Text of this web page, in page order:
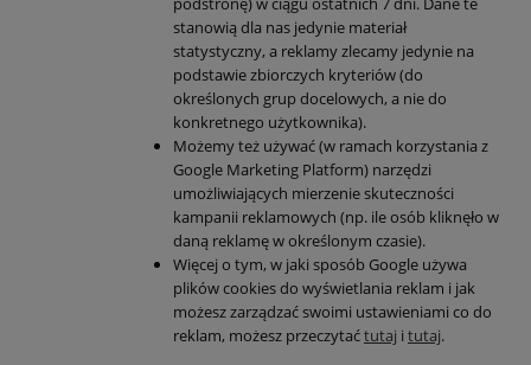
stanowią dla nas jedynie materiał
statystyczny, a reklamy zlecamy jedynie na
podstawie zbiorczych kryteriów (do
określonych grup docelowych, a nie do
konkretnego użytkownika).
Możemy też używać (w ramach korzystania z
Google Marketing Platform) narzędzi
umożliwiających mierzenie skuteczności
kampanii reklamowych (np. ile osób kliknęło w
daną reklamę w określonym czasie).
Więcej o tym, w jaki sposób Google używa
plików cookies do wyświetlania reklam i jak
możesz zarządzać swoimi ustawieniami co do
reklam, możesz przeczytaćtutaj i tutaj.